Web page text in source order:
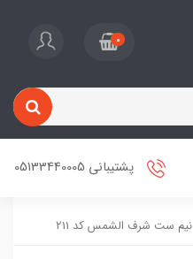
0
پشتیبانی 05133440005
نیم ست شرف الشمس کد 211